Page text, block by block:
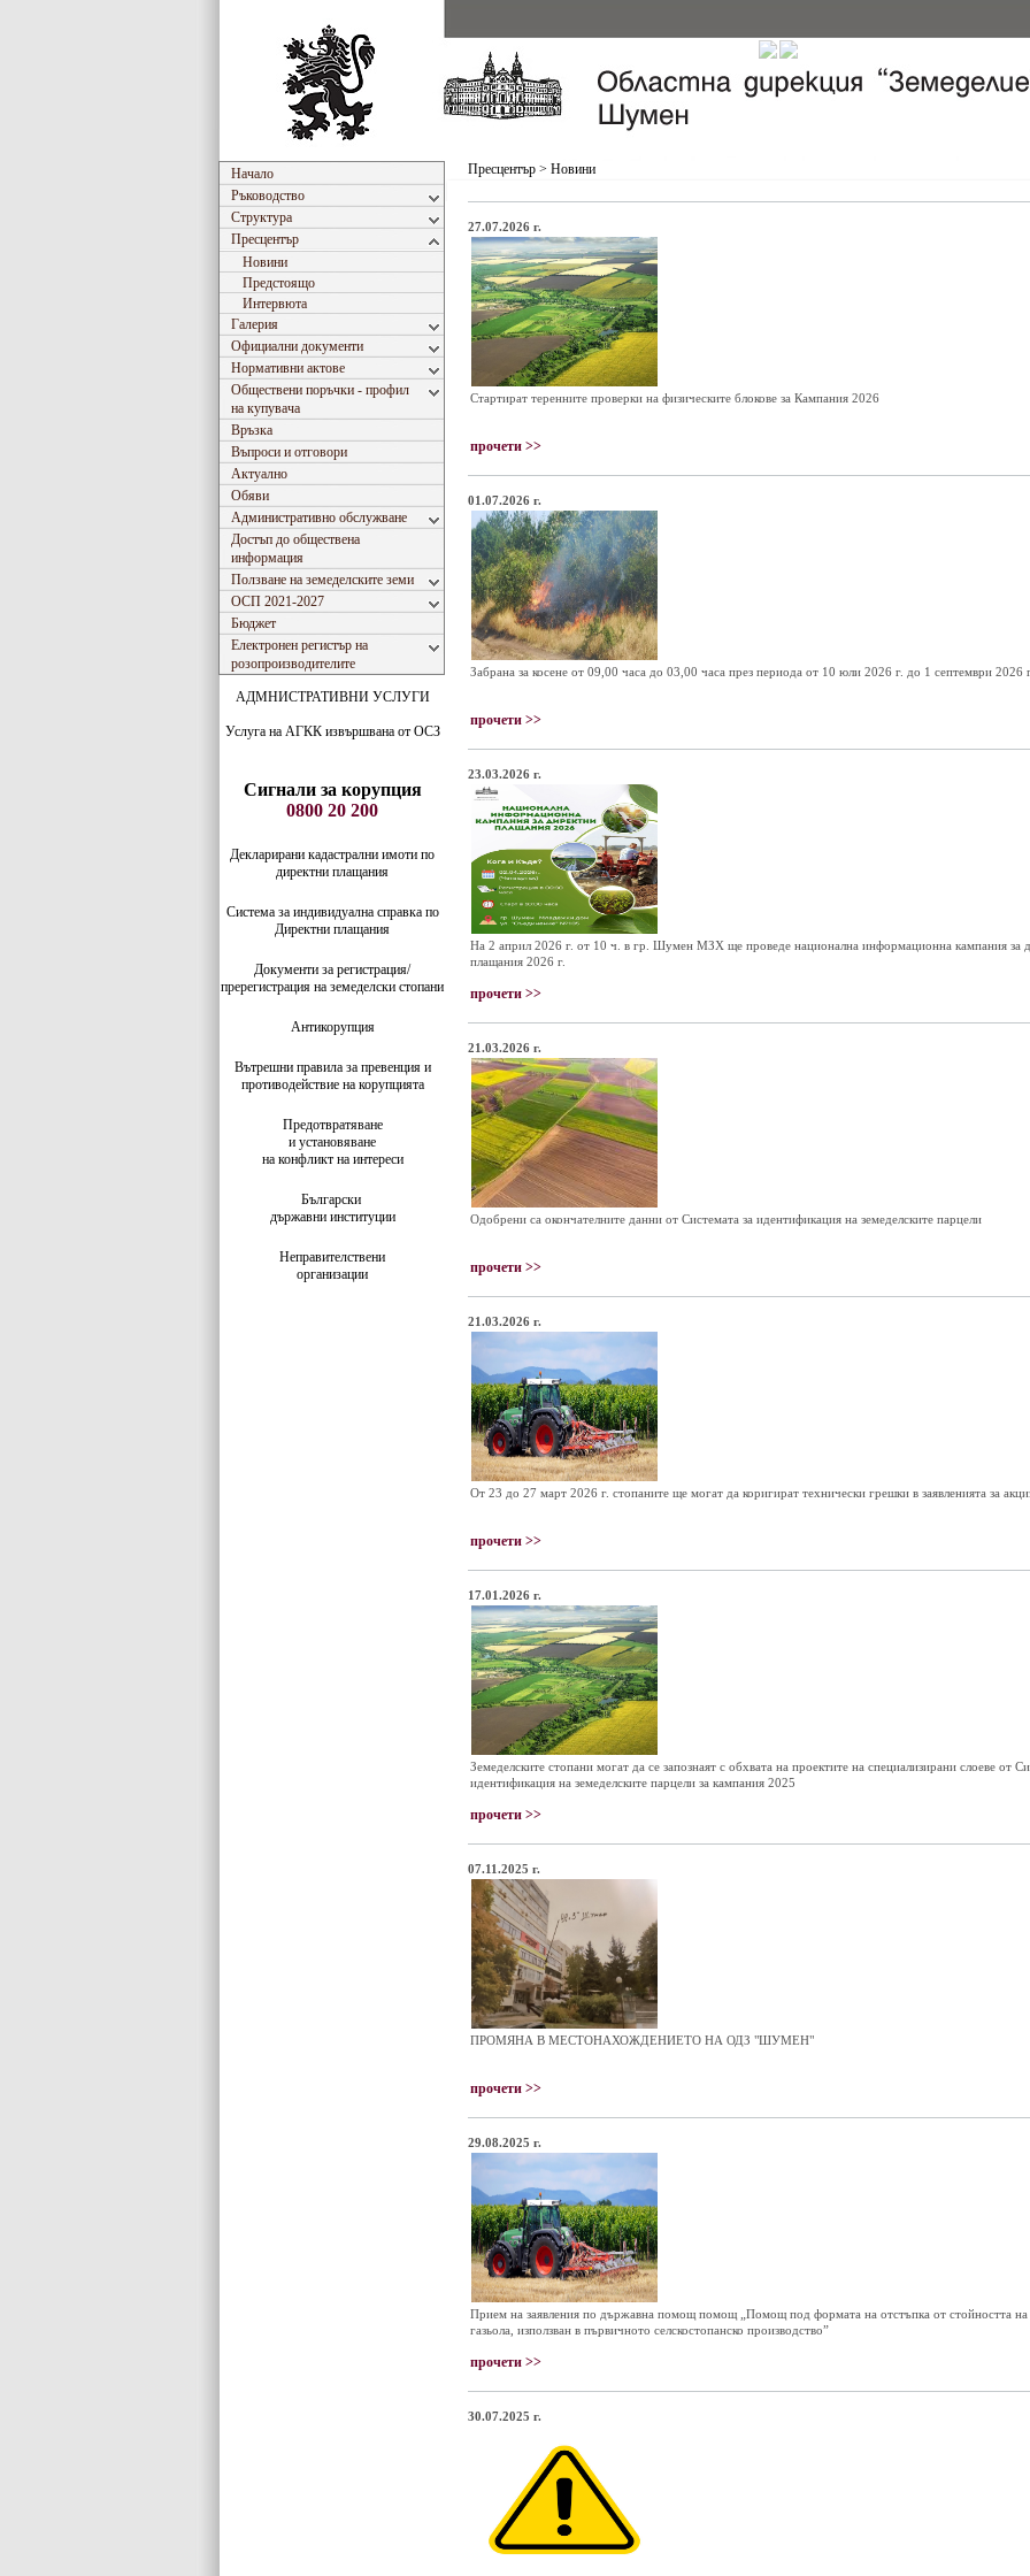
Начало
Ръководство
Структура
Пресцентър
Новини
Предстоящо
Интервюта
Галерия
Официални документи
Нормативни актове
Обществени поръчки - профил
на купувача
Връзка
Въпроси и отговори
Актуално
Обяви
Административно обслужване
Достъп до обществена
информация
Ползване на земеделските земи
ОСП 2021-2027
Бюджет
Електронен регистър на
розопроизводителите
АДМНИСТРАТИВНИ УСЛУГИ
Услуга на АГКК извършвана от ОСЗ
Сигнали за корупция
0800 20 200
Декларирани кадастрални имоти по
директни плащания
Система за индивидуaлна справка по
Директни плащания
Документи за регистрация/
пререгистрация на земеделски стопани
Антикорупция
Вътрешни правила за превенция и
противодействие на корупцията
Предотвратяване
и установяване
на конфликт на интереси
Български
държавни институции
Неправителствени
организации
Пресцентър > Новини
27.07.2026 г.
Стартират теренните проверки на физическите блокове за Кампания 2026
прочети >>
01.07.2026 г.
Забрана за косене от 09,00 часа до 03,00 часа през периода от 10 юли 2026 г. до 1 септември 2026
прочети >>
23.03.2026 г.
На 2 април 2026 г. от 10 ч. в гр. Шумен МЗХ ще проведе национална информационна кампания за
плащания 2026 г.
прочети >>
21.03.2026 г.
Одобрени са окончателните данни от Системата за идентификация на земеделските парцели
прочети >>
21.03.2026 г.
От 23 до 27 март 2026 г. стопаните ще могат да коригират технически грешки в заявленията за
прочети >>
17.01.2026 г.
Земеделските стопани могат да се запознаят с обхвата на проектите на специализирани слоеве от
идентификация на земеделските парцели за кампания 2025
прочети >>
07.11.2025 г.
ПРОМЯНА В МЕСТОНАХОЖДЕНИЕТО НА ОДЗ "ШУМЕН"
прочети >>
29.08.2025 г.
Прием на заявления по държавна помощ помощ „Помощ под формата на отстъпка от стойността на
газьола, използван в първичното селскостопанско производство”
прочети >>
30.07.2025 г.